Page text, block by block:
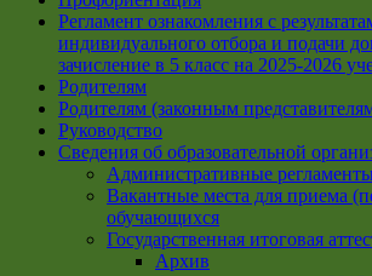
Регламент ознакомления с
индивидуального отбора и подачи
зачисление в 5 класс на 2025-2026
Родителям
Родителям (законным
Руководство
Сведения об образовательной
Административные
Вакантные места для приема
обучающихся
Государственная итоговая
Архив